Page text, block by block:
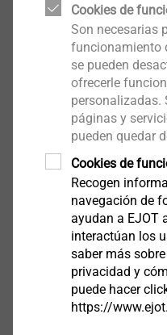
JF3-2-5,5.pdf 4 MB
ETA-10/0200.pdf
DoP ETA-10/0200
ETA-22/0126.pdf
DoP ETA-22/0126
JF6 fabricado en
petición
Cookies de
Son necesarias
funcionamiento
se pueden
ofrecerle
personalizadas.
páginas y
pueden quedar
Cookies de
Recogen
navegación de
ayudan a EJOT
interactúan los
saber más
privacidad y
puede hacer
https://